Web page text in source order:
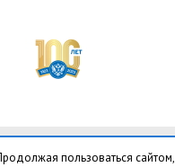
пользоваться